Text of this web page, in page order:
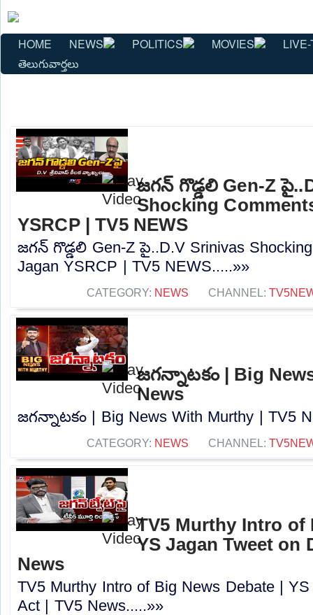
HOME NEWS POLITICS MOVIES
తెలుగువార్తలు
జగన్ గొడ్డలి Gen-Z
Shocking
YSRCP | TV5 NEWS
జగన్ గొడ్డలి Gen-Z పై..D.V Srinivas
Jagan YSRCP | TV5 NEWS.....»»
CATEGORY: NEWS CHANNEL:
జగన్నాటకం | Big
News
జగన్నాటకం | Big News With Murthy | TV5
CATEGORY: NEWS CHANNEL:
TV5 Murthy Intro of
YS Jagan Tweet on
News
TV5 Murthy Intro of Big News Debate |
Act | TV5 News.....»»